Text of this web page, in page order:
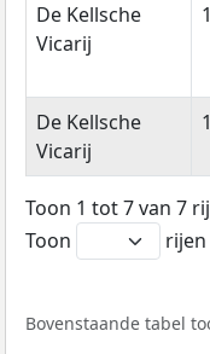
De Kellsche
Vicarij
De Kellsche
Vicarij
Toon 1 tot 7 van 7
Toon
rijen
Bovenstaande tabel